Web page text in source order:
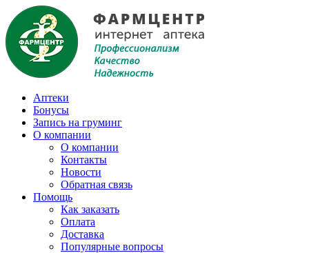
Аптеки
Бонусы
Запись на груминг
О компании
О компании
Контакты
Новости
Обратная связь
Помощь
Как заказать
Оплата
Доставка
Популярные вопросы